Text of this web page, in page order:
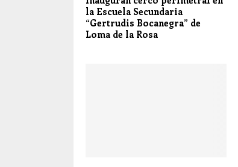
la Escuela Secundaria
“Gertrudis Bocanegra” de
Loma de la Rosa